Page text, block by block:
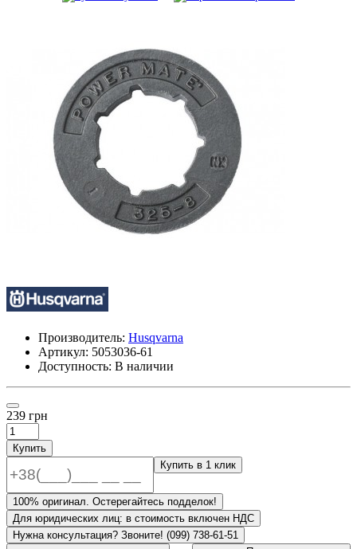
Производитель: Husqvarna
Артикул: 5053036-61
Доступность: В наличии
239 грн
Купить
Купить в 1 клик
100% оригинал. Остерегайтесь подделок!
Для юридических лиц: в стоимость включен НДС
Нужна консультация? Звоните! (099) 738-61-51